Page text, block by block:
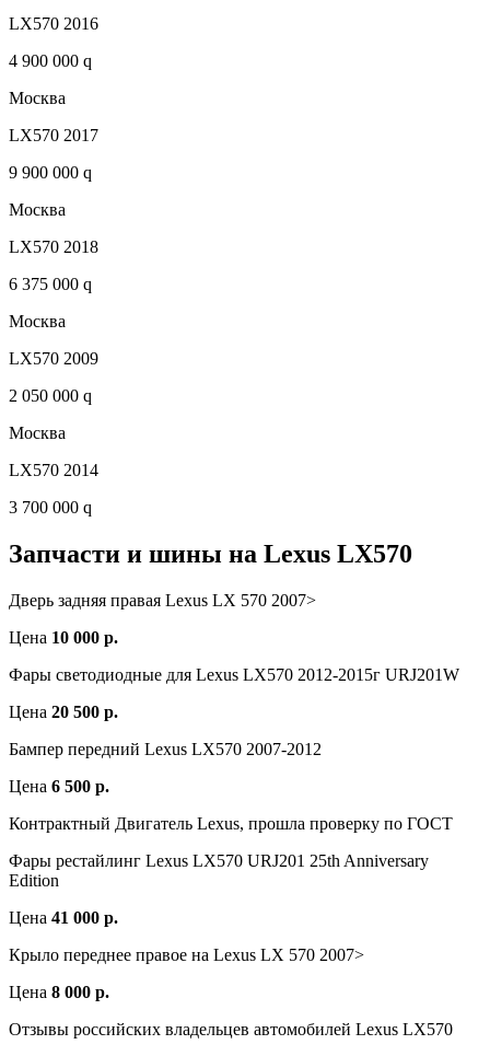
LX570 2016
4 900 000 q
Москва
LX570 2017
9 900 000 q
Москва
LX570 2018
6 375 000 q
Москва
LX570 2009
2 050 000 q
Москва
LX570 2014
3 700 000 q
Запчасти и шины на Lexus LX570
Дверь задняя правая Lexus LX 570 2007>
Цена 10 000 р.
Фары светодиодные для Lexus LX570 2012-2015г URJ201W
Цена 20 500 р.
Бампер передний Lexus LX570 2007-2012
Цена 6 500 р.
Контрактный Двигатель Lexus, прошла проверку по ГОСТ
Фары рестайлинг Lexus LX570 URJ201 25th Anniversary
Edition
Цена 41 000 р.
Крыло переднее правое на Lexus LX 570 2007>
Цена 8 000 р.
Отзывы российских владельцев автомобилей Lexus LX570